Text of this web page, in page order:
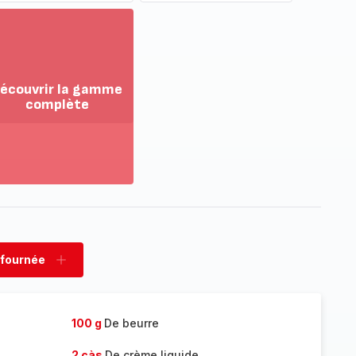
la gamme
complète
fournée
Ajouter
100 g De beurre